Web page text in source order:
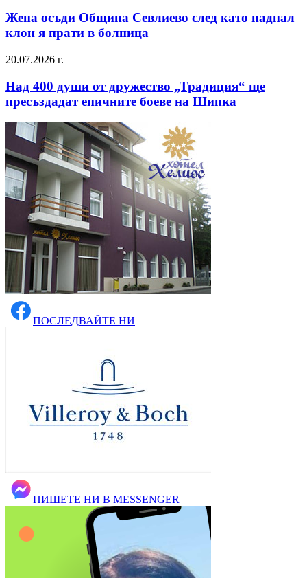
Жена осъди Община Севлиево след като паднал
клон я прати в болница
20.07.2026 г.
Над 400 души от дружество „Традиция“ ще
пресъздадат епичните боеве на Шипка
ПОСЛЕДВАЙТЕ НИ
ПИШЕТЕ НИ В MESSENGER